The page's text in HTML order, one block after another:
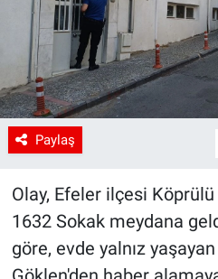
Paylaş
Olay, Efeler ilçesi
1632 Sokak meydana
göre, evde yalnız